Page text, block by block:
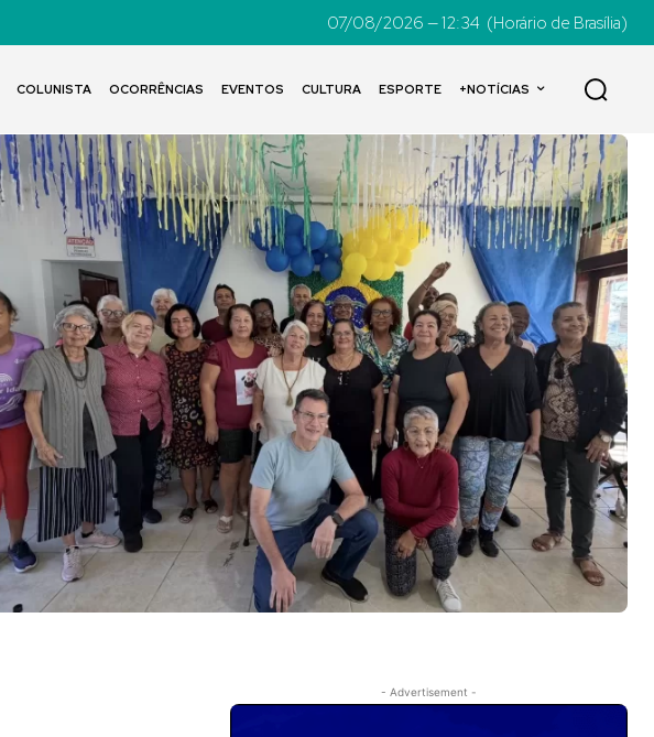
07/08/2026 — 12:34 (Horário de Brasília)
COLUNISTA OCORRÊNCIAS EVENTOS CULTURA ESPORTE +NOTÍCIAS
- Advertisement -